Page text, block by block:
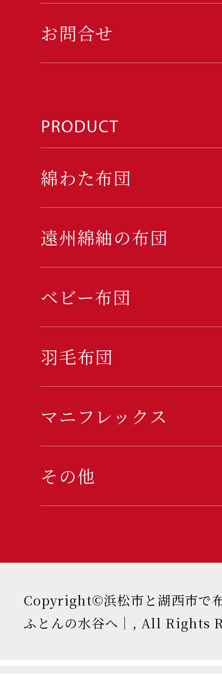
お問合せ
綿わた布団
遠州綿紬の布団
ベビー布団
羽毛布団
マニフレックス
その他
Copyright©浜松市と湖西市で
ふとんの水谷へ｜, All Rights